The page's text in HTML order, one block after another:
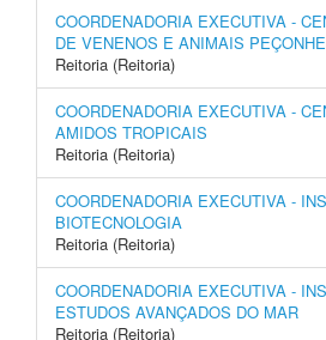
COORDENADORIA EXECUTIVA -
DE VENENOS E ANIMAIS
Reitoria (Reitoria)
COORDENADORIA EXECUTIVA -
AMIDOS TROPICAIS
Reitoria (Reitoria)
COORDENADORIA EXECUTIVA -
BIOTECNOLOGIA
Reitoria (Reitoria)
COORDENADORIA EXECUTIVA -
ESTUDOS AVANÇADOS DO MAR
Reitoria (Reitoria)